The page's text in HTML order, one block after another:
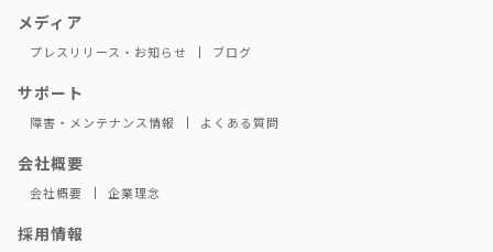
メディア
プレスリリース・お知らせ ブログ
サポート
障害・メンテナンス情報 よくある質問
会社概要
会社概要 企業理念
採用情報